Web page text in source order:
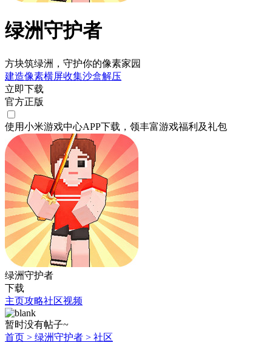
绿洲守护者
方块筑绿洲，守护你的像素家园
建造像素横屏收集沙盒解压
立即下载
官方正版
使用小米游戏中心APP下载 ，领丰富游戏福利 及礼包
绿洲守护者
下载
主页攻略社区视频
暂时没有帖子~
首页 > 绿洲守护者 > 社区